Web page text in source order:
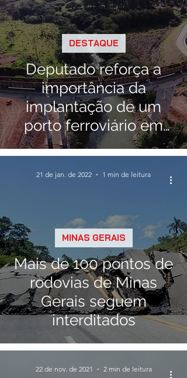
Deputado reforça a
importância da
implantação de um
porto ferroviário em
Ibiá
DESTAQUE
Mais de 100 pontos de
rodovias de Minas
Gerais seguem
interditados
MINAS GERAIS
21 de jan. de 2022 1 min de leitura
22 de nov. de 2021 2 min de leitura